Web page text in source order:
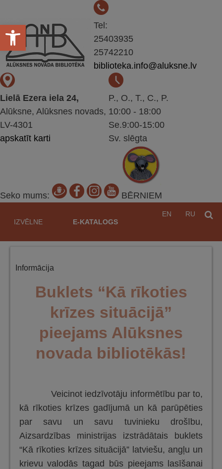
Open toolbar
Tel:
25403935
25742210
biblioteka.info@aluksne.lv
Lielā Ezera iela 24,
Alūksne, Alūksnes novads,
LV-4301
apskatīt karti
P., O., T., C., P.
10:00 - 18:00
Se.9:00-15:00
Sv. slēgta
Seko mums:
BĒRNIEM
IZVĒLNE E-KATALOGS
EN RU
Informācija
Buklets “Kā rīkoties
krīzes situācijā”
pieejams Alūksnes
novada bibliotēkās!
Veicinot iedzīvotāju informētību par to,
kā rīkoties krīzes gadījumā un kā parūpēties
par savu un savu tuvinieku drošību,
Aizsardzības ministrijas izstrādātais buklets
“Kā rīkoties krīzes situācijā” latviešu, angļu un
krievu valodās tagad būs pieejams lasīšanai